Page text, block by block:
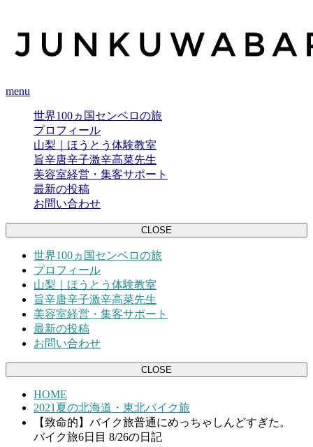
menu
世界100ヵ国センベロの旅
プロフィール
山梨｜ほうとう体験教室
旨辛唐辛子激辛高菜先生
美容室経営・集客サポート
最新の投稿
お問い合わせ
CLOSE
世界100ヵ国センベロの旅
プロフィール
山梨｜ほうとう体験教室
旨辛唐辛子激辛高菜先生
美容室経営・集客サポート
最新の投稿
お問い合わせ
CLOSE
HOME
2021夏の北海道・東北バイク旅
【致命的】バイク旅普通にめっちゃしんどすぎた。
バイク旅6日目 8/26の日記